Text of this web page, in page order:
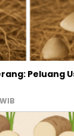
Peluang